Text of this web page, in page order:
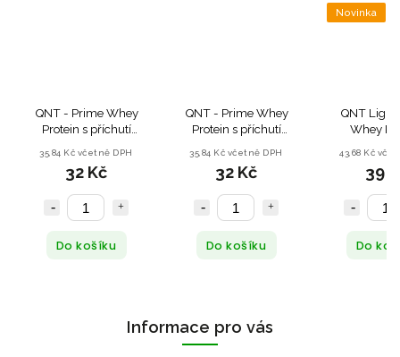
QNT - Prime Whey
Protein s příchutí
Brownie - 30g
35,84 Kč včetně DPH
32 Kč
Do košíku
QNT - Prime Whey
Protein s příchutí
35,84 Kč včetně DPH
32 Kč
Do košíku
Novinka
QNT Light
Whey
43,68 Kč
39
Do
Informace pro vás